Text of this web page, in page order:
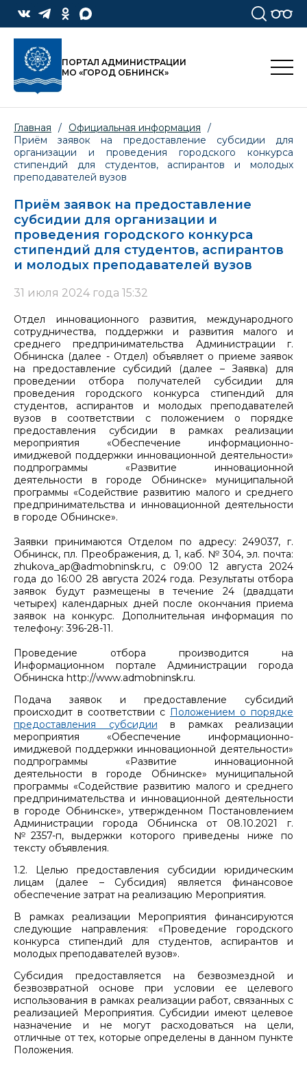
ПОРТАЛ АДМИНИСТРАЦИИ
МО «ГОРОД ОБНИНСК»
Главная / Официальная информация
/
Приём заявок на предоставление субсидии для
организации и проведения городского конкурса
стипендий для студентов, аспирантов и молодых
преподавателей вузов
Приём заявок на предоставление
субсидии для организации и
проведения городского конкурса
стипендий для студентов, аспирантов
и молодых преподавателей вузов
31 июля 2024 года 15:32
Отдел инновационного развития, международного
сотрудничества, поддержки и развития малого и
среднего предпринимательства Администрации г.
Обнинска (далее - Отдел) объявляет о приеме заявок
на предоставление субсидий (далее – Заявка) для
проведении отбора получателей субсидии для
проведения городского конкурса стипендий для
студентов, аспирантов и молодых преподавателей
вузов в соответствии с положением о порядке
предоставления субсидии в рамках реализации
мероприятия «Обеспечение информационно-
имиджевой поддержки инновационной деятельности»
подпрограммы «Развитие инновационной
деятельности в городе Обнинске» муниципальной
программы «Содействие развитию малого и среднего
предпринимательства и инновационной деятельности
в городе Обнинске».
Заявки принимаются Отделом по адресу: 249037, г.
Обнинск, пл. Преображения, д. 1, каб. № 304, эл. почта:
zhukova_ap@admobninsk.ru, с 09:00 12 августа 2024
года до 16:00 28 августа 2024 года. Результаты отбора
заявок будут размещены в течение 24 (двадцати
четырех) календарных дней после окончания приема
заявок на конкурс. Дополнительная информация по
телефону: 396-28-11.
Проведение отбора производится на
Информационном портале Администрации города
Обнинска http://www.admobninsk.ru.
Подача заявок и предоставление субсидий
происходит в соответствии с Положением о порядке
предоставления субсидии в рамках реализации
мероприятия «Обеспечение информационно-
имиджевой поддержки инновационной деятельности»
подпрограммы «Развитие инновационной
деятельности в городе Обнинске» муниципальной
программы «Содействие развитию малого и среднего
предпринимательства и инновационной деятельности
в городе Обнинске», утвержденном Постановлением
Администрации города Обнинска от 08.10.2021 г.
№2357-п, выдержки которого приведены ниже по
тексту объявления.
1.2. Целью предоставления субсидии юридическим
лицам (далее – Субсидия) является финансовое
обеспечение затрат на реализацию Мероприятия.
В рамках реализации Мероприятия финансируются
следующие направления: «Проведение городского
конкурса стипендий для студентов, аспирантов и
молодых преподавателей вузов».
Субсидия предоставляется на безвозмездной и
безвозвратной основе при условии ее целевого
использования в рамках реализации работ, связанных с
реализацией Мероприятия. Субсидии имеют целевое
назначение и не могут расходоваться на цели,
отличные от тех, которые определены в данном пункте
Положения.